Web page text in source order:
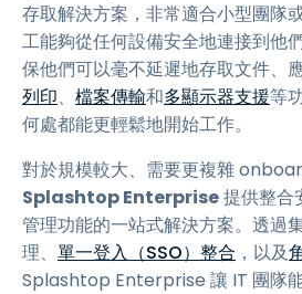
存取解決方案，非常適合小型團隊
工能夠從任何設備安全地連接到他
保他們可以毫不延遲地存取文件、
列印、 檔案傳輸和多顯示器支援等
何處都能更輕鬆地開始工作。
對於規模較大、需要更複雜
Splashtop Enterprise提供整合
管理功能的一站式解決方案。透過
理、 單一登入（SSO）整合 ，以及
Splashtop Enterprise 讓 IT 團隊